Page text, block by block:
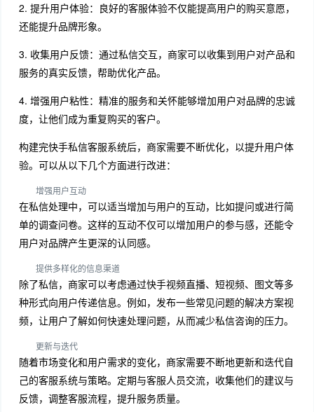
2. 提升用户体验：良好的客服体验不仅能提高用户的购买意愿，
还能提升品牌形象。
3. 收集用户反馈：通过私信交互，商家可以收集到用户对产品和
服务的真实反馈，帮助优化产品。
4. 增强用户粘性：精准的服务和关怀能够增加用户对品牌的忠诚
度，让他们成为重复购买的客户。
构建完快手私信客服系统后，商家需要不断优化，以提升用户体
验。可以从以下几个方面进行改进：
增强用户互动
在私信处理中，可以适当增加与用户的互动，比如提问或进行简
单的调查问卷。这样的互动不仅可以增加用户的参与感，还能令
用户对品牌产生更深的认同感。
提供多样化的信息渠道
除了私信，商家可以考虑通过快手视频直播、短视频、图文等多
种形式向用户传递信息。例如，发布一些常见问题的解决方案视
频，让用户了解如何快速处理问题，从而减少私信咨询的压力。
更新与迭代
随着市场变化和用户需求的变化，商家需要不断地更新和迭代自
己的客服系统与策略。定期与客服人员交流，收集他们的建议与
反馈，调整客服流程，提升服务质量。